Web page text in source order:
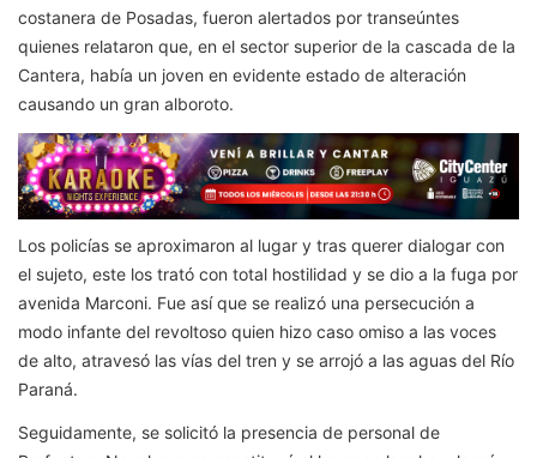
costanera de Posadas, fueron alertados por transeúntes
quienes relataron que, en el sector superior de la cascada de la
Cantera, había un joven en evidente estado de alteración
causando un gran alboroto.
Los policías se aproximaron al lugar y tras querer dialogar con
el sujeto, este los trató con total hostilidad y se dio a la fuga por
avenida Marconi. Fue así que se realizó una persecución a
modo infante del revoltoso quien hizo caso omiso a las voces
de alto, atravesó las vías del tren y se arrojó a las aguas del Río
Paraná.
Seguidamente, se solicitó la presencia de personal de